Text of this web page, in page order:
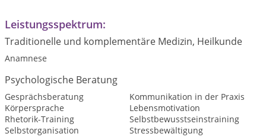
Leistungsspektrum:
Traditionelle und komplementäre Medizin, Heilkunde
Anamnese
Psychologische Beratung
Gesprächsberatung
Kommunikation in der Praxis
Körpersprache
Lebensmotivation
Rhetorik-Training
Selbstbewusstseinstraining
Selbstorganisation
Stressbewältigung